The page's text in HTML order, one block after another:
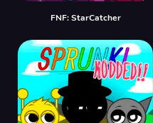
FNF: StarCatcher